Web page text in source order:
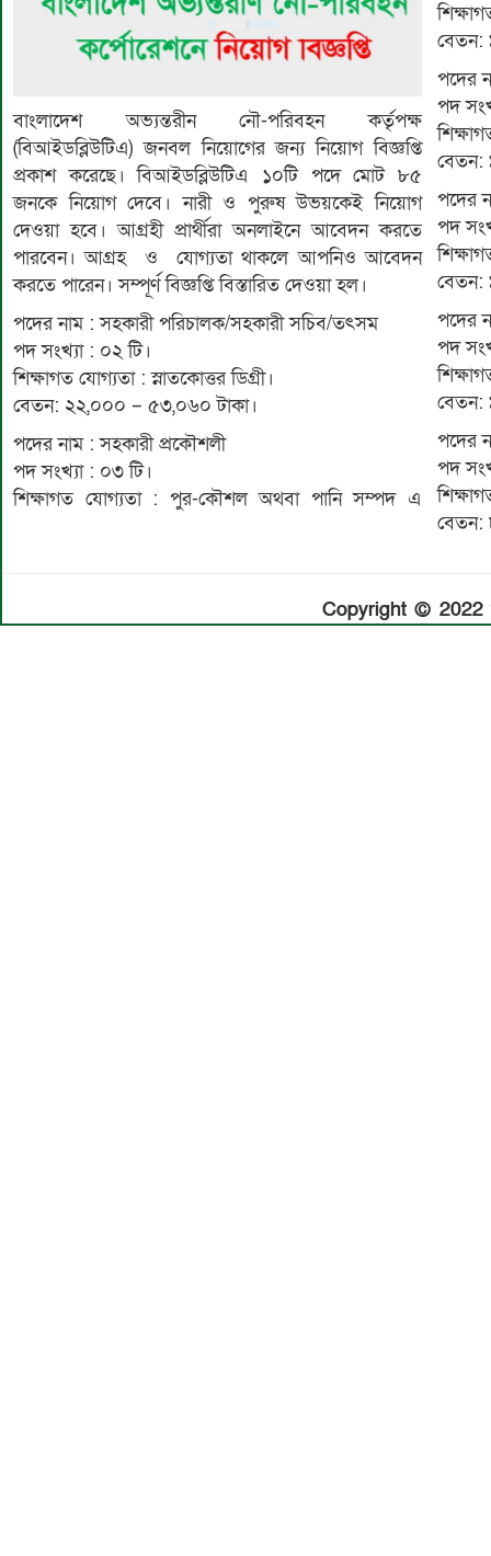
বাংলাদেশ অভ্যন্তরীন নৌ-পরিবহন কর্তৃপক্ষ
(বিআইডব্লিউটিএ) জনবল নিয়োগের জন্য নিয়োগ বিজ্ঞপ্তি
প্রকাশ করেছে। বিআইডব্লিউটিএ ১০টি পদে মোট ৮৫
জনকে নিয়োগ দেবে। নারী ও পুরুষ উভয়কেই নিয়োগ
দেওয়া হবে। আগ্রহী প্রার্থীরা অনলাইনে আবেদন করতে
পারবেন। আগ্রহ ও যোগ্যতা থাকলে আপনিও আবেদন
করতে পারেন। সম্পূর্ণ বিজ্ঞপ্তি বিস্তারিত দেওয়া হল।
পদের নাম : সহকারী পরিচালক/সহকারী সচিব/তৎসম
পদ সংখ্যা : ০২ টি।
শিক্ষাগত যোগ্যতা : স্নাতকোত্তর ডিগ্রী।
বেতন: ২২,০০০ – ৫৩,০৬০ টাকা।
পদের নাম : সহকারী প্রকৌশলী
পদ সংখ্যা : ০৩ টি।
শিক্ষাগত যোগ্যতা : পুর-কৌশল অথবা পানি সম্পদ এ
বেতন:
পদের
পদ
বেতন:
পদের
পদ
বেতন:
পদের
পদ
বেতন:
পদের
পদ
বেতন:
Copyright © 2022